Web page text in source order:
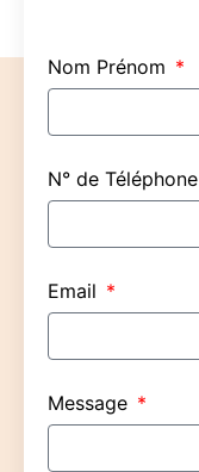
Nom Prénom
N° de Téléphone
Email
Message